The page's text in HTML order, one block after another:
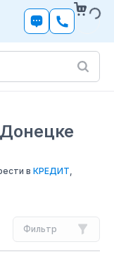
в КРЕДИТ,
Фильтр